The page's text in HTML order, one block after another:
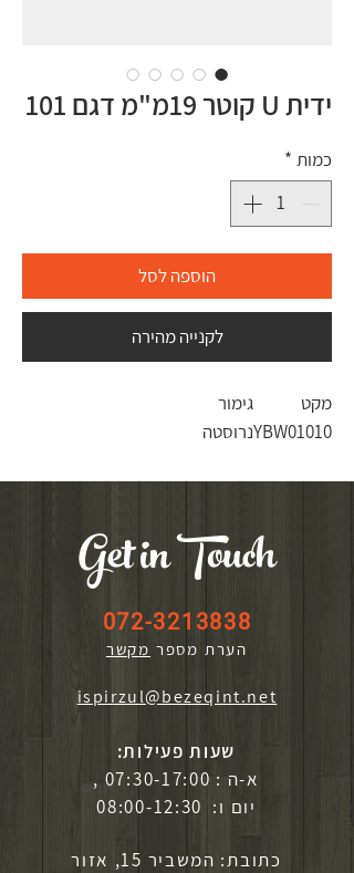
ידית U קוטר 19מ"מ דגם 101
כמות *
הוספה לסל
לקנייה מהירה
מקט
גימור
YBW01010נרוסטה
Get in Touch
072-3213838
הערת מספר מקשר
ispirzul@bezeqint.net
שעות פעילות:
א-ה : 07:30-17:00 ,
יום ו: 08:00-12:30
כתובת: המשביר 15, אזור